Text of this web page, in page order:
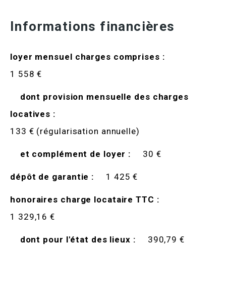
Informations financières
loyer mensuel charges comprises :
1 558 €
dont provision mensuelle des charges
locatives :
133 € (régularisation annuelle)
et complément de loyer : 30 €
dépôt de garantie : 1 425 €
honoraires charge locataire TTC :
1 329,16 €
dont pour l'état des lieux : 390,79 €